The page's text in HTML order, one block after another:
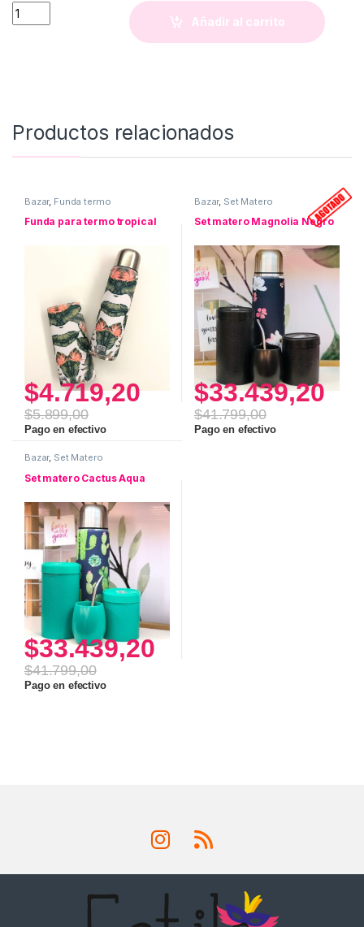
Taza Hello Kitty quantity
Añadir al carrito
Productos relacionados
Bazar, Funda termo
Funda para termo tropical
$4.719,20
$5.899,00
Pago en efectivo
Bazar, Set Matero
Set matero Magnolia Negro
$33.439,20
$41.799,00
Pago en efectivo
Bazar, Set Matero
Set matero Cactus Aqua
$33.439,20
$41.799,00
Pago en efectivo